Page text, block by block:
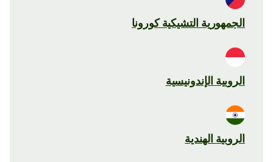
الجمهورية التشيكية كورونا
الروبية الإندونيسية
الروبية الهندية